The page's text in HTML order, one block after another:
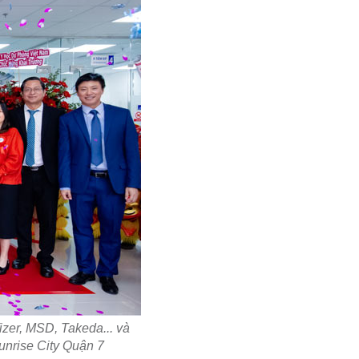
MSD, Takeda... và
City Quận 7